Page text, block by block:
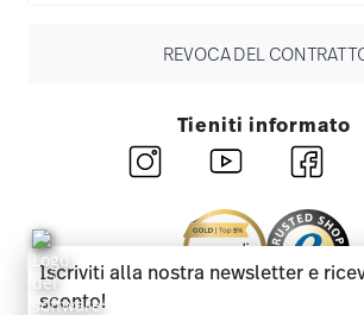
REVOCA DEL
Tieniti informato
Iscriviti alla nostra newsletter e
sconto!